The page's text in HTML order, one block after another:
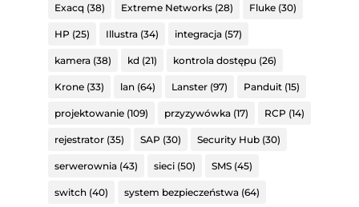
Exacq (38) Extreme Networks(28) Fluke(30)
HP (25) Illustra(34) integracja(57)
kamera(38) kd (21) kontrola dostępu (26)
Krone(33) lan(64) Lanster(97) Panduit(15)
projektowanie(109) przyzywówka(17) RCP (14)
rejestrator(35) SAP (30) Security Hub(30)
serwerownia(43) sieci(50) SMS(45)
switch(40) system bezpieczeństwa(64)